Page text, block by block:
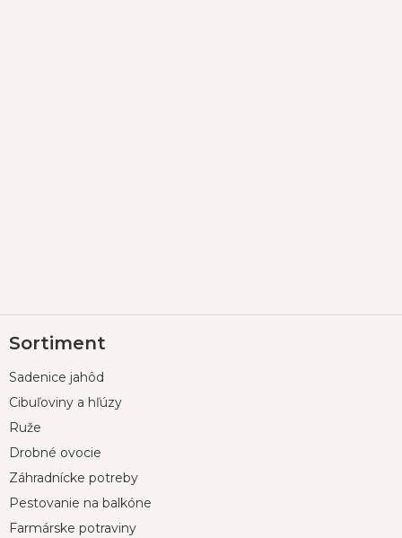
á
ä
Sortiment
Sadenice jahôd
Cibuľoviny a hľúzy
Ruže
Drobné ovocie
Záhradnícke potreby
Pestovanie na balkóne
Farmárske potraviny